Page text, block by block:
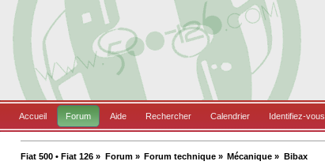
Accueil Forum Aide Rechercher Calendrier Identifiez-vous
Fiat 500 • Fiat 126 » Forum» Forum technique» Mécanique » Bibax